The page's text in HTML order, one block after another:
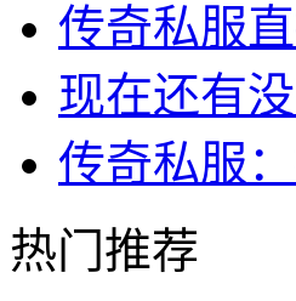
传奇私服
现在还有
传奇私服
热门推荐